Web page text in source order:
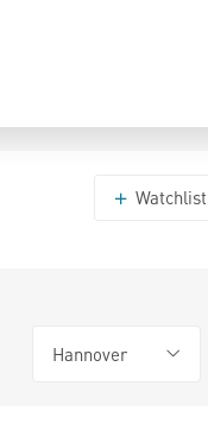
Watchlist
Hannover